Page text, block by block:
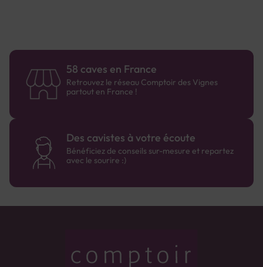
58 caves en France
Retrouvez le réseau Comptoir des Vignes
partout en France !
Des cavistes à votre écoute
Bénéficiez de conseils sur-mesure et repartez
avec le sourire :)